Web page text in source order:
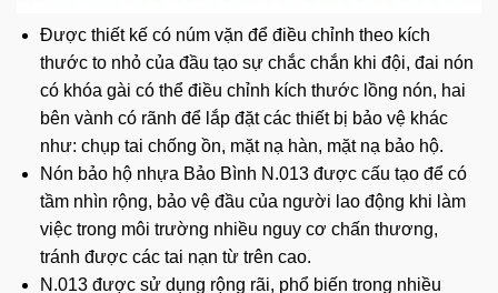
Được thiết kế có núm vặn để điều chỉnh theo kích
thước to nhỏ của đầu tạo sự chắc chắn khi đội, đai nón
có khóa gài có thể điều chỉnh kích thước lồng nón, hai
bên vành có rãnh để lắp đặt các thiết bị bảo vệ khác
như: chụp tai chống ồn, mặt nạ hàn, mặt nạ bảo hộ.
Nón bảo hộ nhựa Bảo Bình N.013 được cấu tạo để có
tầm nhìn rộng, bảo vệ đầu của người lao động khi làm
việc trong môi trường nhiều nguy cơ chấn thương,
tránh được các tai nạn từ trên cao.
N.013 được sử dụng rộng rãi, phổ biến trong nhiều